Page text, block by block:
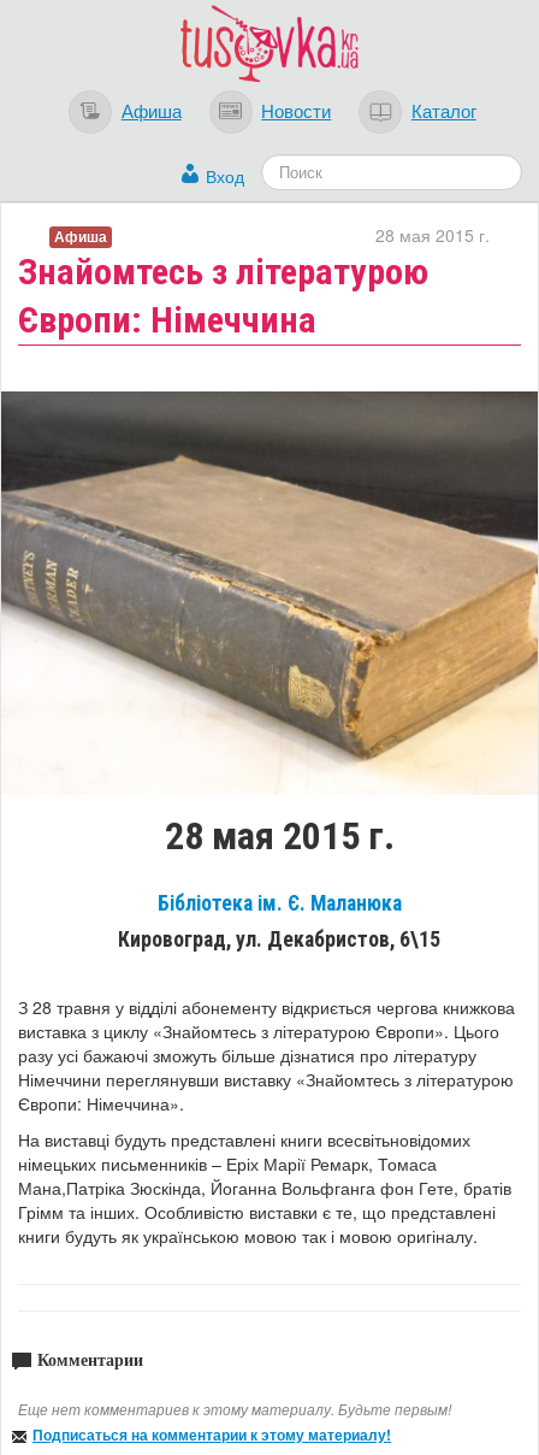
Афиша Новости Каталог
Вход
Знайомтесь з літературою
Європи: Німеччина
28 мая 2015 г.
Афиша
28 мая 2015 г.
Бібліотека ім. Є. Маланюка
Кировоград, ул. Декабристов, 6\15
З 28 травня у відділі абонементу відкриється чергова книжкова
виставка з циклу «Знайомтесь з літературою Європи». Цього
разу усі бажаючі зможуть більше дізнатися про літературу
Німеччини переглянувши виставку «Знайомтесь з літературою
Європи: Німеччина».
На виставці будуть представлені книги всесвітьновідомих
німецьких письменників – Еріх Марії Ремарк, Томаса
Мана,Патріка Зюскінда, Йоганна Вольфганга фон Гете, братів
Грімм та інших. Особливістю виставки є те, що представлені
книги будуть як українською мовою так і мовою оригіналу.
Комментарии
Еще нет комментариев к этому материалу. Будьте первым!
Подписаться на комментарии к этому материалу!